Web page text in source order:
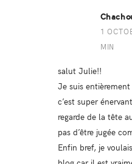
1
MIN
salut Julie!!
Je suis
c’est super
regarde de la tête
pas d’être jugée
Enfin bref, je